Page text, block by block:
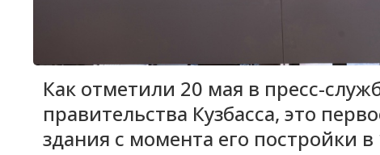
Как отметили 20 мая в пресс-
правительства Кузбасса, это
здания с момента его постройки в